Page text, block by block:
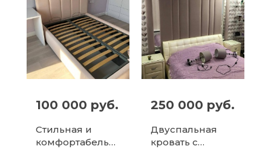
100 000 руб.
Стильная и
комфортабельн
250 000 руб.
Двуспальная
кровать с